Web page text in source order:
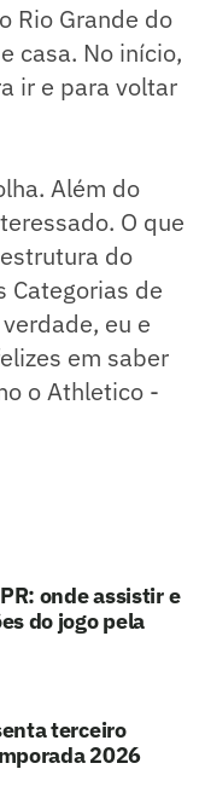
Rio Grande do
casa. No início,
ir e para voltar
Além do
O que
do
Categorias de
eu e
em saber
o Athletico -
onde assistir e
do jogo pela
terceiro
2026